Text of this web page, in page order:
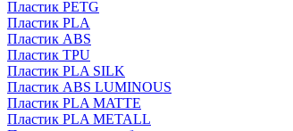
Пластик PETG
Пластик PLA
Пластик ABS
Пластик TPU
Пластик PLA SILK
Пластик ABS LUMINOUS
Пластик PLA MATTE
Пластик PLA METALL